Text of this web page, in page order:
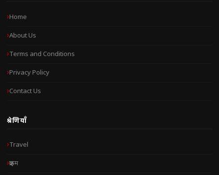
Home
About Us
Terms and Conditions
Privacy Policy
Contact Us
श्रेणियाँ
Travel
क्राइम